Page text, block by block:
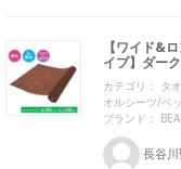
【ワイド&
イプ】ダー
カテゴリ： タ
オルシーツ/ベ
ブランド：
長谷